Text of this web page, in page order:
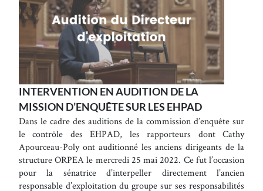
INTERVENTION EN AUDITION DE LA
MISSION D’ENQUÊTE SUR LES EHPAD
Dans le cadre des auditions de la commission d’enquête sur
le contrôle des EHPAD, les rapporteurs dont Cathy
Apourceau-Poly ont auditionné les anciens dirigeants de la
structure ORPEA le mercredi 25 mai 2022. Ce fut l’occasion
pour la sénatrice d’interpeller directement l’ancien
responsable d’exploitation du groupe sur ses responsabilités